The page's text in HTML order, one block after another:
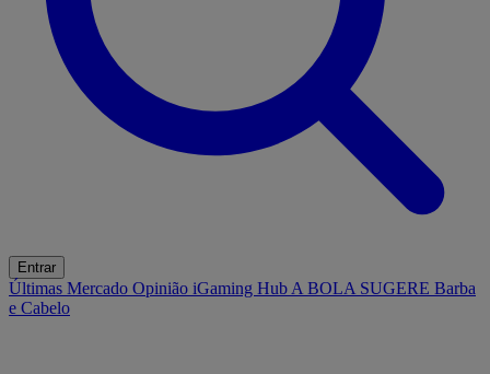
Entrar
Últimas Mercado Opinião iGaming Hub A BOLA SUGERE Barba
e Cabelo